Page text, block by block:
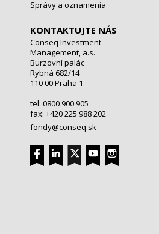
Správy a oznamenia
KONTAKTUJTE NÁS
Conseq Investment
Management, a.s.
Burzovní palác
Rybná 682/14
110 00 Praha 1
tel: 0800 900 905
fax: +420 225 988 202
fondy@conseq.sk